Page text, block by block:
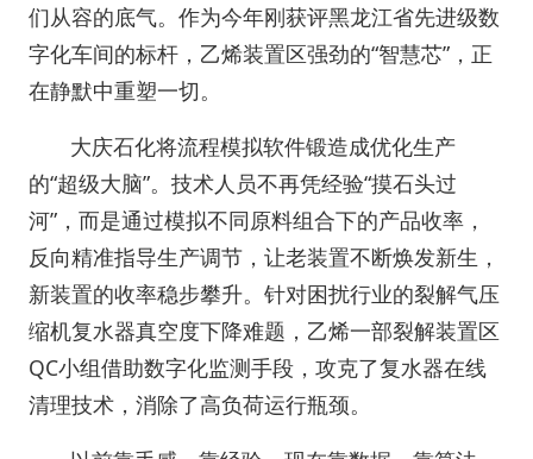
们从容的底气。作为今年刚获评黑龙江省先进级数
字化车间的标杆，乙烯装置区强劲的“智慧芯”，正
在静默中重塑一切。
大庆石化将流程模拟软件锻造成优化生产
的“超级大脑”。技术人员不再凭经验“摸石头过
河”，而是通过模拟不同原料组合下的产品收率，
反向精准指导生产调节，让老装置不断焕发新生，
新装置的收率稳步攀升。针对困扰行业的裂解气压
缩机复水器真空度下降难题，乙烯一部裂解装置区
QC小组借助数字化监测手段，攻克了复水器在线
清理技术，消除了高负荷运行瓶颈。